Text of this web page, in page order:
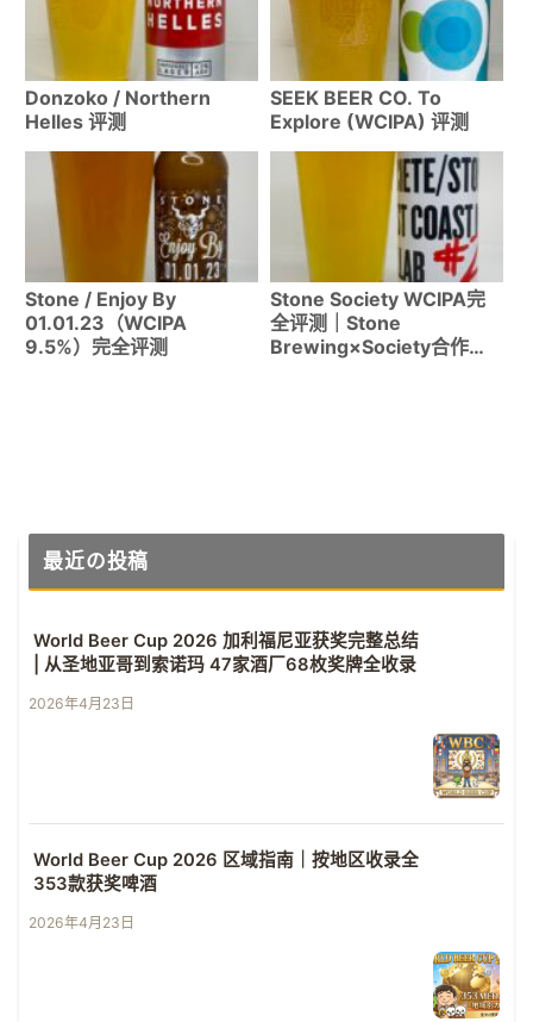
Donzoko / Northern
Helles 评测
SEEK BEER CO. To
Explore (WCIPA) 评测
Stone / Enjoy By
01.01.23（WCIPA
9.5%）完全评测
Stone Society WCIPA完
全评测｜Stone
Brewing×Society合作限
最近の投稿
World Beer Cup 2026 加利福尼亚获奖完整总结
| 从圣地亚哥到索诺玛 47家酒厂68枚奖牌全收录
2026年4月23日
World Beer Cup 2026 区域指南｜按地区收录全
353款获奖啤酒
2026年4月23日